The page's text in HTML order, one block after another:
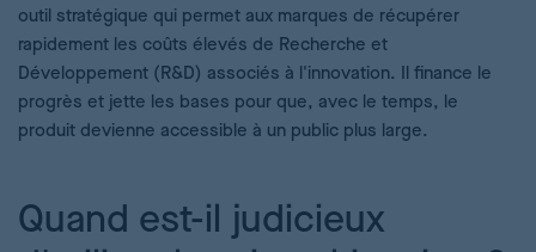
outil stratégique qui permet aux marques de récupérer
rapidement les coûts élevés de Recherche et
Développement (R&D) associés à l'innovation. Il finance le
progrès et jette les bases pour que, avec le temps, le
produit devienne accessible à un public plus large.
Quand est-il judicieux